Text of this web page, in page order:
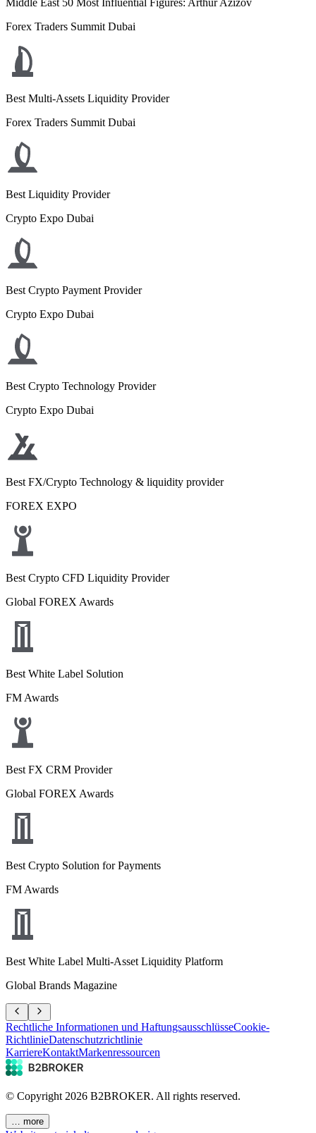
Middle East 50 Most Influential Figures: Arthur Azizov
Forex Traders Summit Dubai
Best Multi-Assets Liquidity Provider
Forex Traders Summit Dubai
Best Liquidity Provider
Crypto Expo Dubai
Best Crypto Payment Provider
Crypto Expo Dubai
Best Crypto Technology Provider
Crypto Expo Dubai
Best FX/Crypto Technology & liquidity provider
FOREX EXPO
Best Crypto CFD Liquidity Provider
Global FOREX Awards
Best White Label Solution
FM Awards
Best FX CRM Provider
Global FOREX Awards
Best Crypto Solution for Payments
FM Awards
Best White Label Multi-Asset Liquidity Platform
Global Brands Magazine
Rechtliche Informationen und HaftungsausschlüsseCookie-
RichtlinieDatenschutzrichtlinie
KarriereKontaktMarkenressourcen
© Copyright 2026 B2BROKER. All rights reserved.
… more